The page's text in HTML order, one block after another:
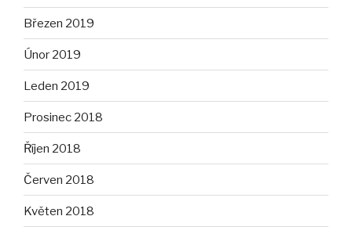
Březen 2019
Únor 2019
Leden 2019
Prosinec 2018
Říjen 2018
Červen 2018
Květen 2018